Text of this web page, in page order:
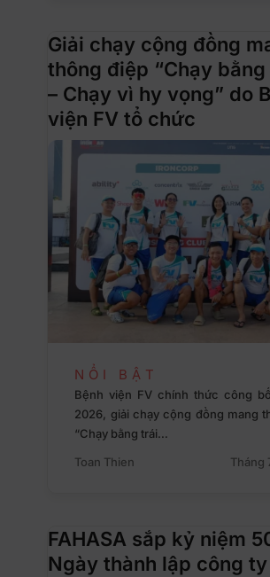
Giải chạy cộng đồng
thông điệp “Chạy
– Chạy vì hy vọng” do
viện FV tổ chức
NỔI BẬT
Bệnh viện FV chính thức công
2026, giải chạy cộng đồng mang
“Chạy bằng trái…
Toan Thien
Tháng
FAHASA sắp kỷ niệm
Ngày thành lập công ty